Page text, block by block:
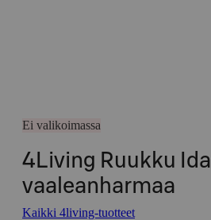
Ei valikoimassa
4Living Ruukku Ida
vaaleanharmaa
Kaikki 4living-tuotteet